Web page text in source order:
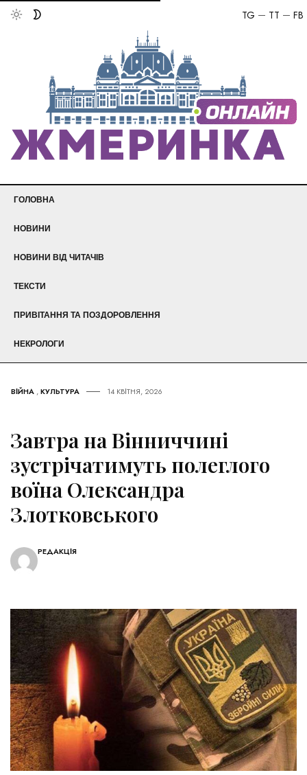
FB
TT
TG
ГОЛОВНА
НОВИНИ
НОВИНИ ВІД ЧИТАЧІВ
ТЕКСТИ
ПРИВІТАННЯ ТА ПОЗДОРОВЛЕННЯ
НЕКРОЛОГИ
ВІЙНА ,КУЛЬТУРА 14 КВІТНЯ, 2026
Завтра на Вінниччині
зустрічатимуть полеглого
воїна Олександра
Злотковського
РЕДАКЦІЯ